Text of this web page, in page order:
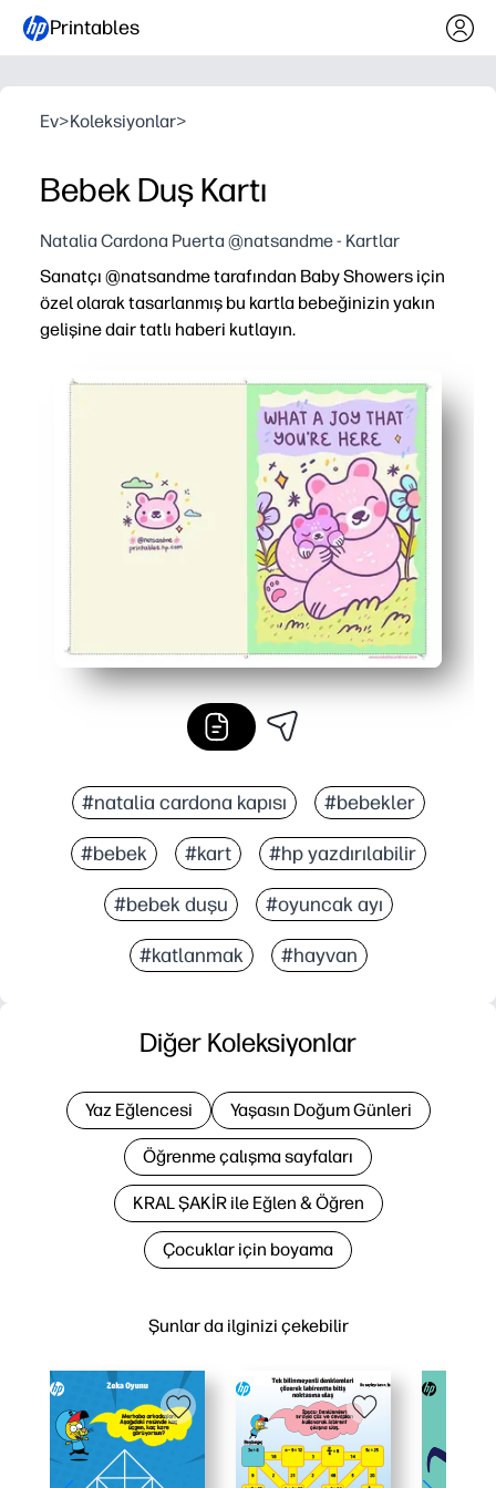
Printables
Ev>Koleksiyonlar>
Bebek Duş Kartı
Natalia Cardona Puerta @natsandme - Kartlar
Sanatçı @natsandme tarafından Baby Showers için
özel olarak tasarlanmış bu kartla bebeğinizin yakın
gelişine dair tatlı haberi kutlayın.
#natalia cardona kapısı #bebekler
#bebek #kart #hp yazdırılabilir
#bebek duşu #oyuncak ayı
#katlanmak #hayvan
Şunlar da ilginizi çekebilir
Diğer Koleksiyonlar
Yaz Eğlencesi Yaşasın Doğum Günleri
Öğrenme çalışma sayfaları
KRAL ŞAKİR ile Eğlen & Öğren
Çocuklar için boyama